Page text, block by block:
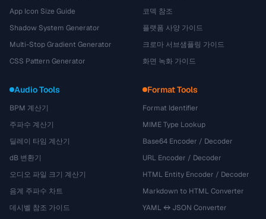
App Icon Size Guide
Shadow System Generator
Multi-Stop Gradient Generator
CSS Pattern Generator
코덱 참조
플랫폼 사양 가이드
크로마 서브샘플링 가이드
화면 녹화 가이드
Audio Tools
BPM 계산기
주파수 계산기
딜레이 타임 계산기
dB 변환기
오디오 파일 크기 계산기
음계 주파수 차트
데시벨 참조 가이드
Format Tools
Format Identifier
MIME Type Lookup
Base64 Encoder / Decoder
URL Encoder / Decoder
HTML Entity Encoder / Decoder
Markdown to HTML Converter
YAML ↔ JSON Converter